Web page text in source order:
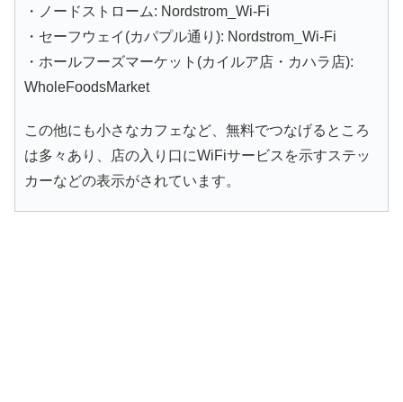
・ノードストローム: Nordstrom_Wi-Fi
・セーフウェイ(カパプル通り): Nordstrom_Wi-Fi
・ホールフーズマーケット(カイルア店・カハラ店):
WholeFoodsMarket
この他にも小さなカフェなど、無料でつなげるところ
は多々あり、店の入り口にWiFiサービスを示すステッ
カーなどの表示がされています。